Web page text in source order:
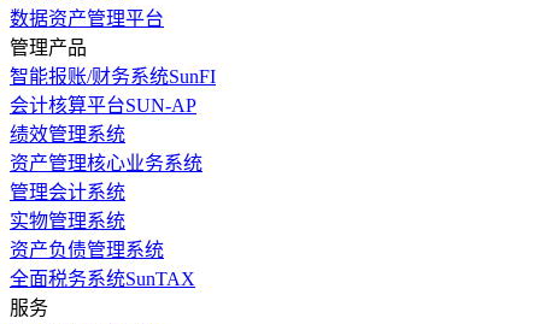
数据资产管理平台
管理产品
智能报账/财务系统SunFI
会计核算平台SUN-AP
绩效管理系统
资产管理核心业务系统
管理会计系统
实物管理系统
资产负债管理系统
全面税务系统SunTAX
服务